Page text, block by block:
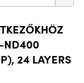
ND400
24 LAYERS